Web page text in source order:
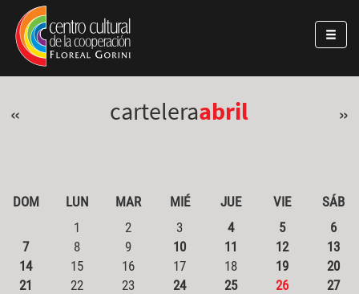
Pasar al contenido principal
Jump to main content
« carteleraabril »
DOM LUN MAR MIÉ JUE VIE
SÁB
1
2 3 4 5
6
7
8 9 10 11 12
13
14
15 16 17 18 19
20
21
22 23 24 25 26
27